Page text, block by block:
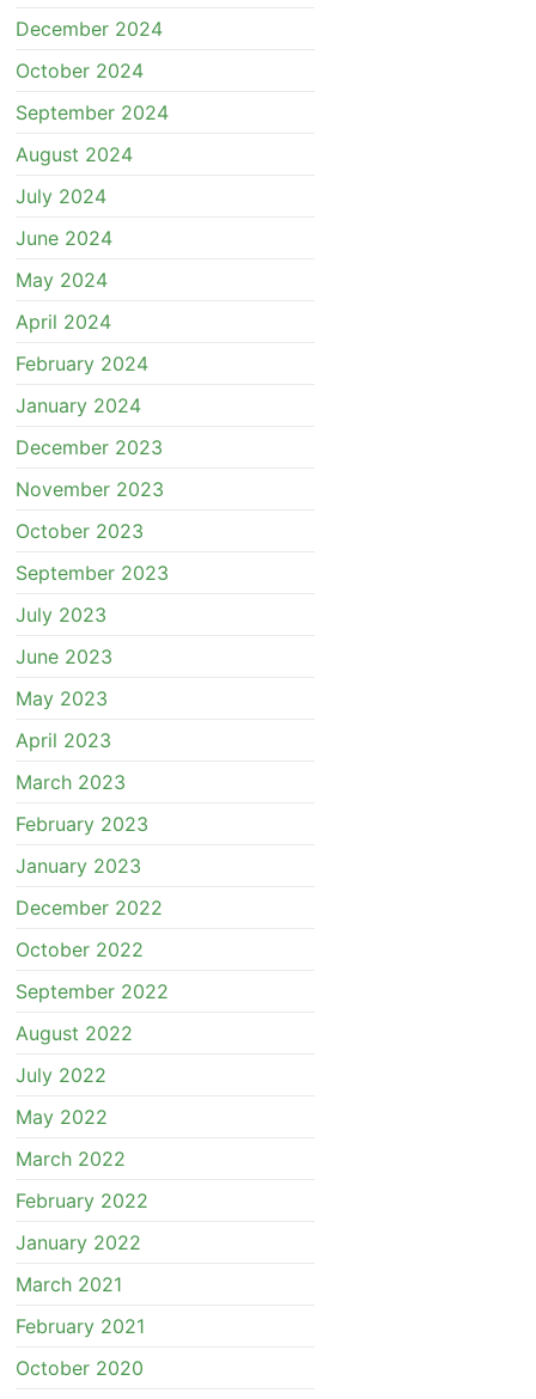
December 2024
October 2024
September 2024
August 2024
July 2024
June 2024
May 2024
April 2024
February 2024
January 2024
December 2023
November 2023
October 2023
September 2023
July 2023
June 2023
May 2023
April 2023
March 2023
February 2023
January 2023
December 2022
October 2022
September 2022
August 2022
July 2022
May 2022
March 2022
February 2022
January 2022
March 2021
February 2021
October 2020